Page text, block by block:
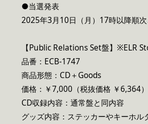
●当選発表
2025年3月10日（月）17時以降順
【Public Relations Set盤】※ELR
品番：ECB-1747
商品形態：CD＋Goods
価格：￥7,000（税抜価格 ￥6,364）
CD収録内容：通常盤と同内容
グッズ内容：ステッカーやキーホル